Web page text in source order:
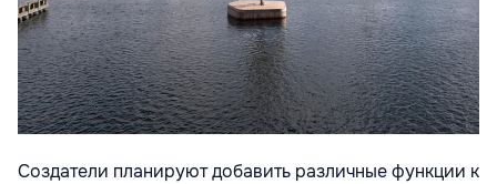
Создатели планируют добавить различные функции к